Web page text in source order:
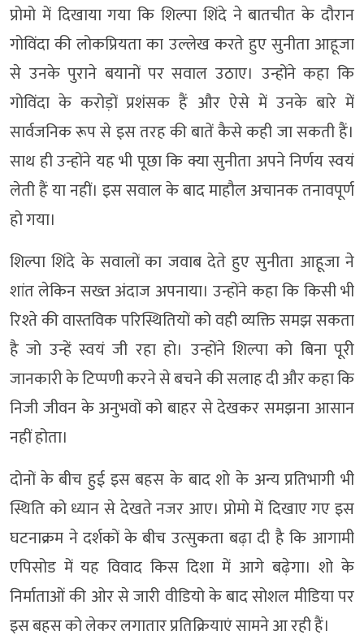
प्रोमो में दिखाया गया कि शिल्पा शिंदे ने बातचीत के दौरान
गोविंदा की लोकप्रियता का उल्लेख करते हुए सुनीता आहूजा
से उनके पुराने बयानों पर सवाल उठाए। उन्होंने कहा कि
गोविंदा के करोड़ों प्रशंसक हैं और ऐसे में उनके बारे में
सार्वजनिक रूप से इस तरह की बातें कैसे कही जा सकती हैं।
साथ ही उन्होंने यह भी पूछा कि क्या सुनीता अपने निर्णय स्वयं
लेती हैं या नहीं। इस सवाल के बाद माहौल अचानक तनावपूर्ण
हो गया।
शिल्पा शिंदे के सवालों का जवाब देते हुए सुनीता आहूजा ने
शांत लेकिन सख्त अंदाज अपनाया। उन्होंने कहा कि किसी भी
रिश्ते की वास्तविक परिस्थितियों को वही व्यक्ति समझ सकता
है जो उन्हें स्वयं जी रहा हो। उन्होंने शिल्पा को बिना पूरी
जानकारी के टिप्पणी करने से बचने की सलाह दी और कहा कि
निजी जीवन के अनुभवों को बाहर से देखकर समझना आसान
नहीं होता।
दोनों के बीच हुई इस बहस के बाद शो के अन्य प्रतिभागी भी
स्थिति को ध्यान से देखते नजर आए। प्रोमो में दिखाए गए इस
घटनाक्रम ने दर्शकों के बीच उत्सुकता बढ़ा दी है कि आगामी
एपिसोड में यह विवाद किस दिशा में आगे बढ़ेगा। शो के
निर्माताओं की ओर से जारी वीडियो के बाद सोशल मीडिया पर
इस बहस को लेकर लगातार प्रतिक्रियाएं सामने आ रही हैं।